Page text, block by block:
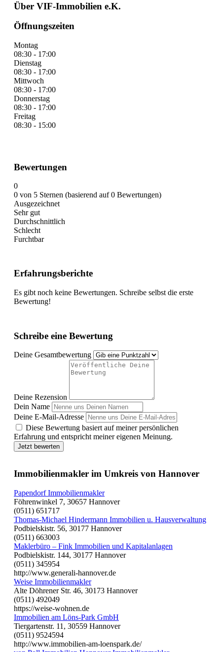
Über VIF-Immobilien e.K.
Öffnungszeiten
Montag
08:30 - 17:00
Dienstag
08:30 - 17:00
Mittwoch
08:30 - 17:00
Donnerstag
08:30 - 17:00
Freitag
08:30 - 15:00
Bewertungen
0
0 von 5 Sternen (basierend auf 0 Bewertungen)
Ausgezeichnet
Sehr gut
Durchschnittlich
Schlecht
Furchtbar
Erfahrungsberichte
Es gibt noch keine Bewertungen. Schreibe selbst die erste
Bewertung!
Schreibe eine Bewertung
Deine Gesamtbewertung
Deine Rezension
Dein Name
Deine E-Mail-Adresse
Diese Bewertung basiert auf meiner persönlichen
Erfahrung und entspricht meiner eigenen Meinung.
Jetzt bewerten
Immobilienmakler im Umkreis von Hannover
Papendorf Immobilienmakler
Föhrenwinkel 7, 30657 Hannover
(0511) 651717
Thomas-Michael Hindermann Immobilien u. Hausverwaltung
Podbielskistr. 56, 30177 Hannover
(0511) 663003
Maklerbüro – Fink Immobilien und Kapitalanlagen
Podbielskistr. 144, 30177 Hannover
(0511) 345954
http://www.generali-hannover.de
Weise Immobilienmakler
Alte Döhrener Str. 46, 30173 Hannover
(0511) 492049
https://weise-wohnen.de
Immobilien am Löns-Park GmbH
Tiergartenstr. 11, 30559 Hannover
(0511) 9524594
http://www.immobilien-am-loenspark.de/